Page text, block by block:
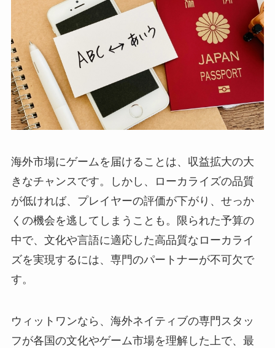
海外市場にゲームを届けることは、収益拡大の大
きなチャンスです。しかし、ローカライズの品質
が低ければ、プレイヤーの評価が下がり、せっか
くの機会を逃してしまうことも。限られた予算の
中で、文化や言語に適応した高品質なローカライ
ズを実現するには、専門のパートナーが不可欠で
す。
ウィットワンなら、海外ネイティブの専門スタッ
フが各国の文化やゲーム市場を理解した上で、最